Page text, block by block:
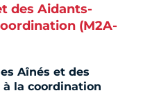
des Aidants-
(M2A-
Aînés et des
la coordination